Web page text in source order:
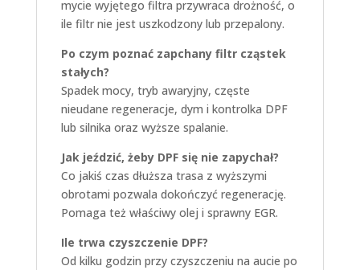
mycie wyjętego filtra przywraca drożność, o
ile filtr nie jest uszkodzony lub przepalony.
Po czym poznać zapchany filtr cząstek
stałych?
Spadek mocy, tryb awaryjny, częste
nieudane regeneracje, dym i kontrolka DPF
lub silnika oraz wyższe spalanie.
Jak jeździć, żeby DPF się nie zapychał?
Co jakiś czas dłuższa trasa z wyższymi
obrotami pozwala dokończyć regenerację.
Pomaga też właściwy olej i sprawny EGR.
Ile trwa czyszczenie DPF?
Od kilku godzin przy czyszczeniu na aucie po